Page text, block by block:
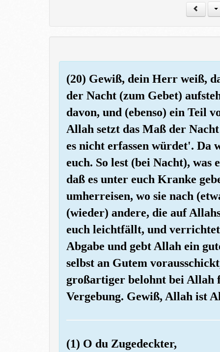
(20) Gewiß, dein Herr weiß,
der Nacht (zum Gebet)
davon, und (ebenso) ein Teil
Allah setzt das Maß der
es nicht erfassen würdet'. Da
euch. So lest (bei Nacht),
daß es unter euch Kranke
umherreisen, wo sie nach
(wieder) andere, die auf
euch leichtfällt, und
Abgabe und gebt Allah ein
selbst an Gutem
großartiger belohnt bei Allah
Vergebung. Gewiß, Allah ist
(1) O du Zugedeckter,